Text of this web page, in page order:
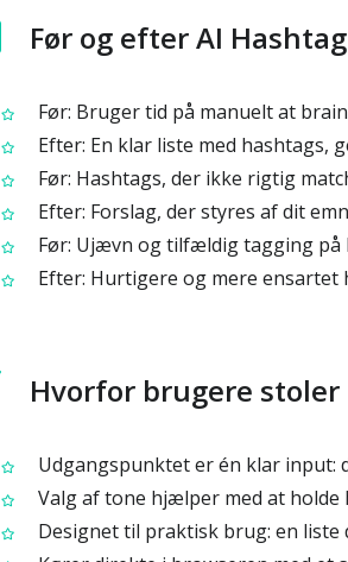
Før og efter AI
Før: Bruger tid på manuelt at
Efter: En klar liste med hashtags,
Før: Hashtags, der ikke rigtig
Efter: Forslag, der styres af dit
Før: Ujævn og tilfældig tagging på
Efter: Hurtigere og mere ensartet
Hvorfor brugere stoler
Udgangspunktet er én klar input:
Valg af tone hjælper med at
Designet til praktisk brug: en liste